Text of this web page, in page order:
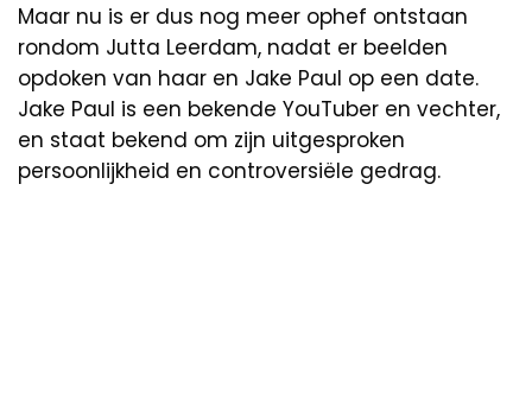
Maar nu is er dus nog meer ophef ontstaan
rondom Jutta Leerdam, nadat er beelden
opdoken van haar en Jake Paul op een date.
Jake Paul is een bekende YouTuber en vechter,
en staat bekend om zijn uitgesproken
persoonlijkheid en controversiële gedrag.